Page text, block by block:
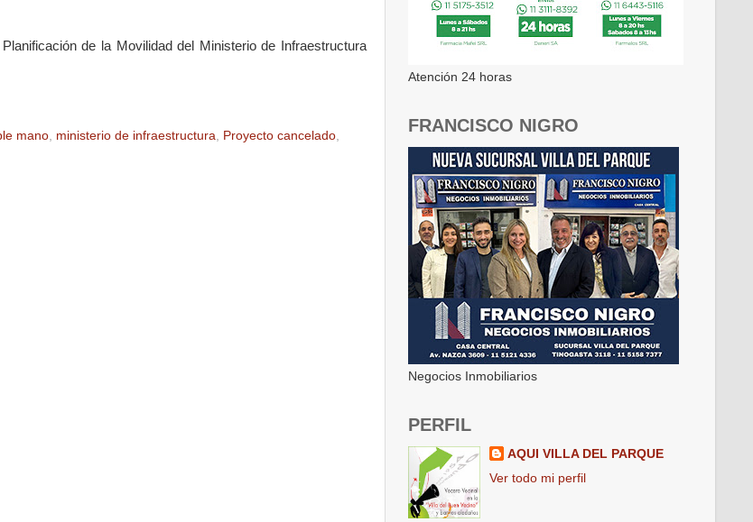
de la Movilidad del Ministerio de Infraestructura
mano, ministerio de infraestructura, Proyecto cancelado,
Atención 24 horas
FRANCISCO NIGRO
Negocios Inmobiliarios
PERFIL
AQUI VILLA DEL PARQUE
Ver todo mi perfil